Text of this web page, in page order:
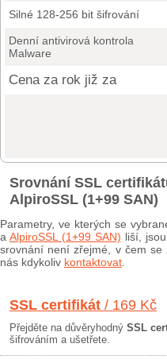
Silné 128-256 bit šifrování
Denní antivirová kontrola
Malware
Cena za rok již za
Srovnání SSL
AlpiroSSL (1+99 SAN)
Parametry, ve kterých se
a AlpiroSSL (1+99 SAN) liší,
srovnání není zřejmé, v čem se
nás kdykoliv kontaktovat
SSL certifikát / 169 Kč
Přejděte na důvěryhodný SSL
šifrováním a ušetřete.